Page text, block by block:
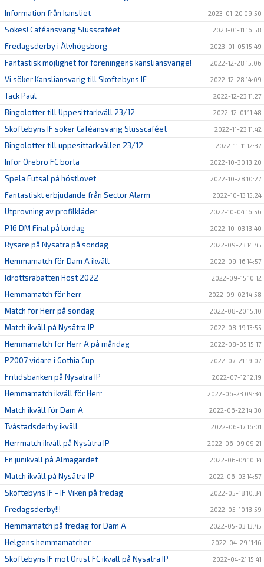
Information från kansliet 2023-01-20 09:50
Sökes! Caféansvarig Slusscaféet 2023-01-11 16:58
Fredagsderby i Älvhögsborg 2023-01-05 15:49
Fantastisk möjlighet för föreningens kansliansvarige! 2022-12-28 15:06
Vi söker Kansliansvarig till Skoftebyns IF 2022-12-28 14:09
Tack Paul 2022-12-23 11:27
Bingolotter till Uppesittarkväll 23/12 2022-12-01 11:48
Skoftebyns IF söker Caféansvarig Slusscaféet 2022-11-23 11:42
Bingolotter till uppesittarkvällen 23/12 2022-11-11 12:37
Inför Örebro FC borta 2022-10-30 13:20
Spela Futsal på höstlovet 2022-10-28 10:27
Fantastiskt erbjudande från Sector Alarm 2022-10-13 15:24
Utprovning av profilkläder 2022-10-04 16:56
P16 DM Final på lördag 2022-10-03 13:40
Rysare på Nysätra på söndag 2022-09-23 14:45
Hemmamatch för Dam A ikväll 2022-09-16 14:57
Idrottsrabatten Höst 2022 2022-09-15 10:12
Hemmamatch för herr 2022-09-02 14:58
Match för Herr på söndag 2022-08-20 15:10
Match ikväll på Nysätra IP 2022-08-19 13:55
Hemmamatch för Herr A på måndag 2022-08-05 15:17
P2007 vidare i Gothia Cup 2022-07-21 19:07
Fritidsbanken på Nysätra IP 2022-07-12 12:19
Hemmamatch ikväll för Herr 2022-06-23 09:34
Match ikväll för Dam A 2022-06-22 14:30
Tvåstadsderby ikväll 2022-06-17 16:01
Herrmatch ikväll på Nysätra IP 2022-06-09 09:21
En junikväll på Almagärdet 2022-06-04 10:14
Match ikväll på Nysätra IP 2022-06-03 14:57
Skoftebyns IF - IF Viken på fredag 2022-05-18 10:34
Fredagsderby!!! 2022-05-10 13:59
Hemmamatch på fredag för Dam A 2022-05-03 13:45
Helgens hemmamatcher 2022-04-29 11:16
Skoftebyns IF mot Orust FC ikväll på Nysätra IP 2022-04-21 15:41